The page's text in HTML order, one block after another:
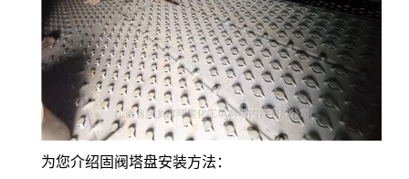
为您介绍固阀塔盘安装方法：